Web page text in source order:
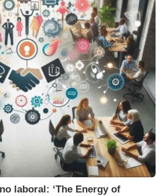
laboral: ‘The Energy of